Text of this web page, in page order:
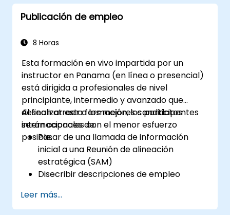
Publicación de empleo
8 Horas
Esta formación en vivo impartida por un
instructor en Panama (en línea o presencial)
está dirigida a profesionales de nivel
principiante, intermedio y avanzado que
desean atraer a los mejores candidatos
internacionales con el menor esfuerzo
posible.
Al finalizar esta formación, los participantes
serán capaces de:
Pasar de una llamada de información
inicial a una Reunión de alineación
estratégica (SAM)
Disecribir descripciones de empleo
Aplicar estrategias de marca
empleadora y propuesta de valor del
Leer más...